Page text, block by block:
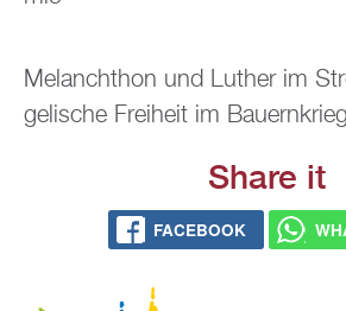
Me­lan­chthon und Lu­ther im
ge­li­sche Frei­heit im
Share it
FACE­BOOK